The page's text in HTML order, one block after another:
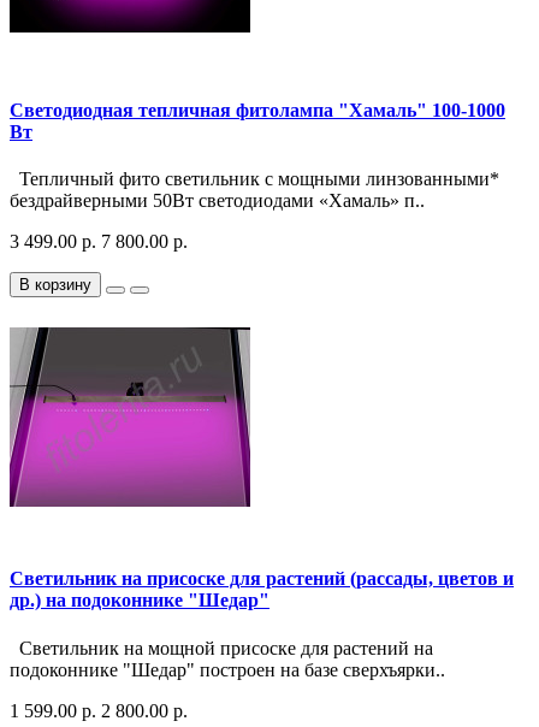
Светодиодная тепличная фитолампа "Хамаль" 100-1000
Вт
Тепличный фито светильник с мощными линзованными*
бездрайверными 50Вт светодиодами «Хамаль» п..
3 499.00 р. 7 800.00 р.
В корзину
Светильник на присоске для растений (рассады, цветов и
др.) на подоконнике "Шедар"
Светильник на мощной присоске для растений на
подоконнике "Шедар" построен на базе сверхъярки..
1 599.00 р. 2 800.00 р.